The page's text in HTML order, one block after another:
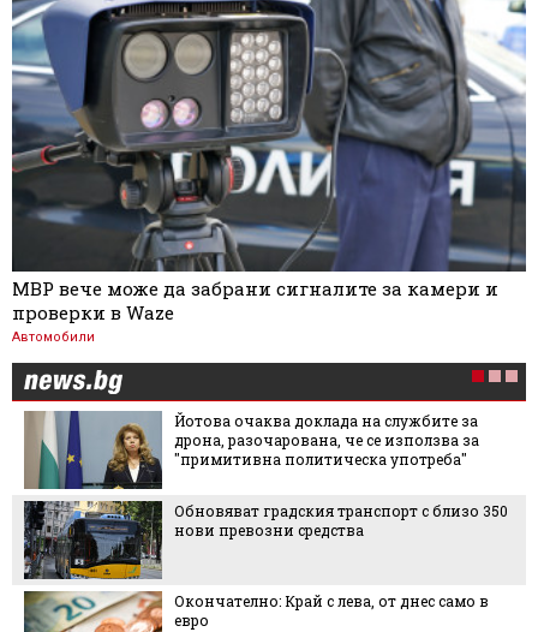
МВР вече може да забрани сигналите за камери и
проверки в Waze
Автомобили
Йотова очаква доклада на службите за
дрона, разочарована, че се използва за
"примитивна политическа употреба"
Обновяват градския транспорт с близо 350
нови превозни средства
Окончателно: Край с лева, от днес само в
евро